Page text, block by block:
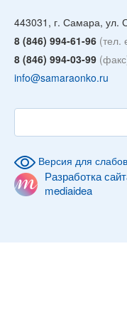
443031, г. Самара, ул.
8 (846) 994-61-96 (тел.
8 (846) 994-03-99
info@samaraonko.ru
Версия для
Разработка
mediaidea